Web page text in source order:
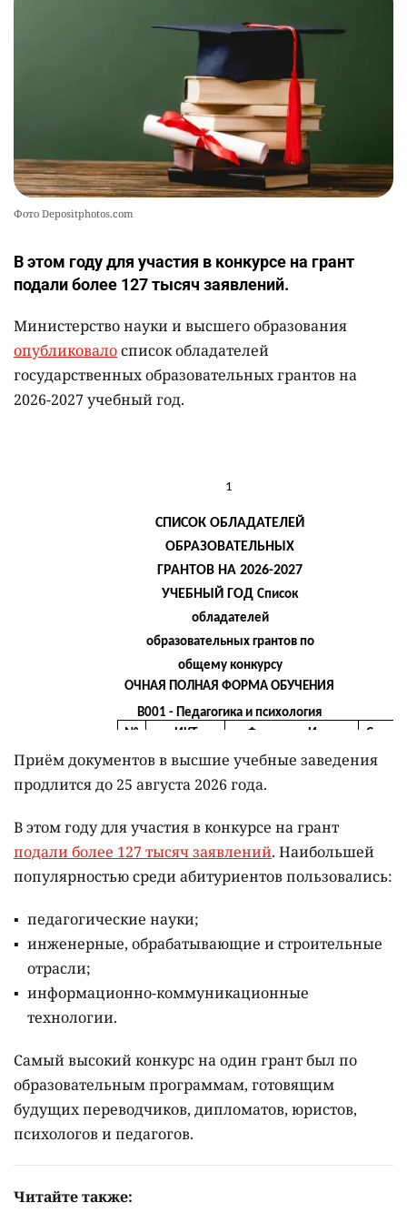
🤝 Токаев принял главу холдинга "Байтерек"
Фото Depositphotos.com
В этом году для участия в конкурсе на грант
подали более 127 тысяч заявлений.
Министерство науки и высшего образования
опубликовалосписок обладателей
государственных образовательных грантов на
2026-2027 учебный год.
Приём документов в высшие учебные заведения
продлится до 25 августа 2026 года.
В этом году для участия в конкурсе на грант
подали более 127 тысяч заявлений. Наибольшей
популярностью среди абитуриентов пользовались:
педагогические науки;
инженерные, обрабатывающие и строительные
отрасли;
информационно-коммуникационные
технологии.
Самый высокий конкурс на один грант был по
образовательным программам, готовящим
будущих переводчиков, дипломатов, юристов,
психологов и педагогов.
Читайте также: